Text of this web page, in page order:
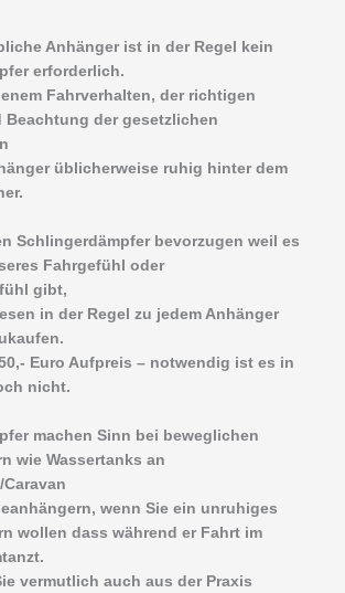
Anhänger ist in der Regel kein
erforderlich.
Fahrverhalten, der richtigen
Beachtung der gesetzlichen
üblicherweise ruhig hinter dem
Schlingerdämpfer bevorzugen weil es
Fahrgefühl oder
gibt,
in der Regel zu jedem Anhänger
Euro Aufpreis – notwendig ist es in
nicht.
machen Sinn bei beweglichen
wie Wassertanks an
wenn Sie ein unruhiges
wollen dass während er Fahrt im
vermutlich auch aus der Praxis